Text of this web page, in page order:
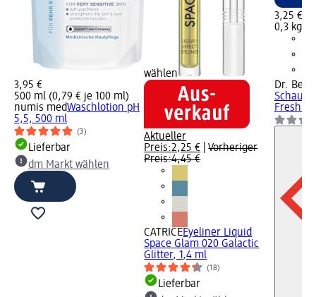
3,95 €
500 ml (0,79 € je 100 ml)
numis medWaschlotion pH
5,5, 500 ml
(3)
Lieferbar
dm Markt wählen
wählen
Aktueller
Preis:2,25 € |Vorheriger
Preis:4,45 €
CATRICEEyeliner Liquid
Space Glam 020 Galactic
Glitter, 1,4 ml
(18)
Lieferbar
3,25 €
0,3 kg
Dr.
Fresh